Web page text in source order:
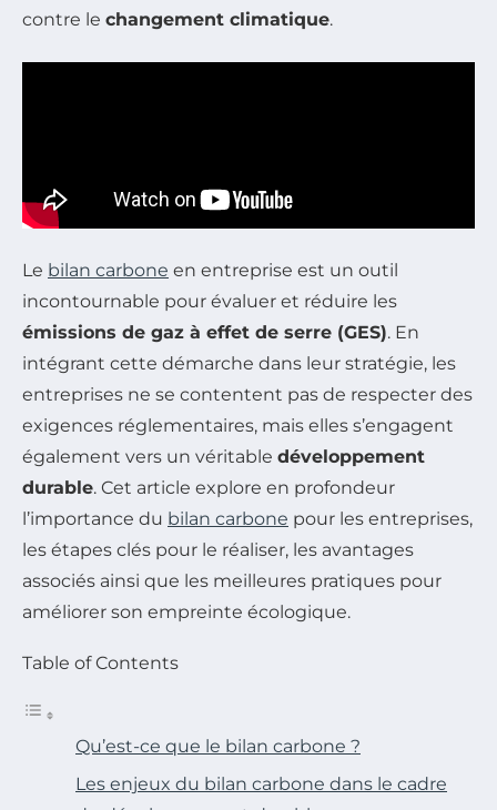
contre le changement climatique.
Le bilan carbone en entreprise est un outil
incontournable pour évaluer et réduire les
émissions de gaz à effet de serre (GES). En
intégrant cette démarche dans leur stratégie, les
entreprises ne se contentent pas de respecter des
exigences réglementaires, mais elles s’engagent
également vers un véritable développement
durable. Cet article explore en profondeur
l’importance du bilan carbone pour les entreprises,
les étapes clés pour le réaliser, les avantages
associés ainsi que les meilleures pratiques pour
améliorer son empreinte écologique.
Table of Contents
Qu’est-ce que le bilan carbone ?
Les enjeux du bilan carbone dans le cadre